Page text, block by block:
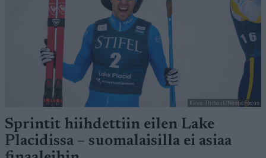
Kuva: Thibaut/NordicFocus
Sprintit hiihdettiin eilen Lake
Placidissa – suomalaisilla ei asiaa